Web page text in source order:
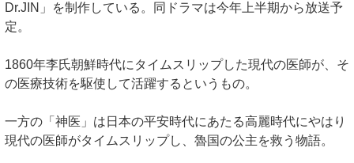
Dr.JIN」を制作している。同ドラマは今年上半期から放送予
定。
1860年李氏朝鮮時代にタイムスリップした現代の医師が、そ
の医療技術を駆使して活躍するというもの。
一方の「神医」は日本の平安時代にあたる高麗時代にやはり
現代の医師がタイムスリップし、魯国の公主を救う物語。